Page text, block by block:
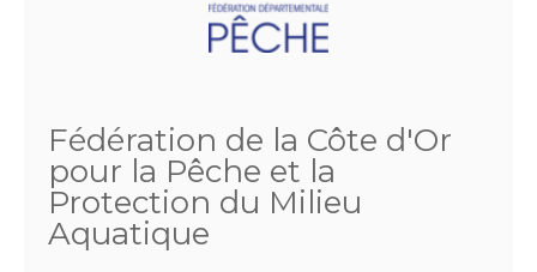
Fédération de la Côte d'Or
pour la Pêche et la
Protection du Milieu
Aquatique